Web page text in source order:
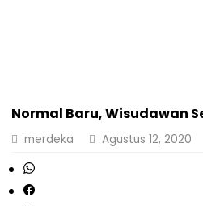
Normal Baru, Wisudawan
merdeka Agustus 12, 2020